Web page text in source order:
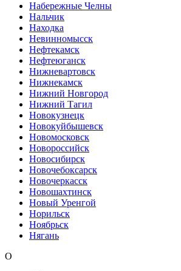
Набережные Челны
Нальчик
Находка
Невинномысск
Нефтекамск
Нефтеюганск
Нижневартовск
Нижнекамск
Нижний Новгород
Нижний Тагил
Новокузнецк
Новокуйбышевск
Новомосковск
Новороссийск
Новосибирск
Новочебоксарск
Новочеркасск
Новошахтинск
Новый Уренгой
Норильск
Ноябрьск
Нягань
О